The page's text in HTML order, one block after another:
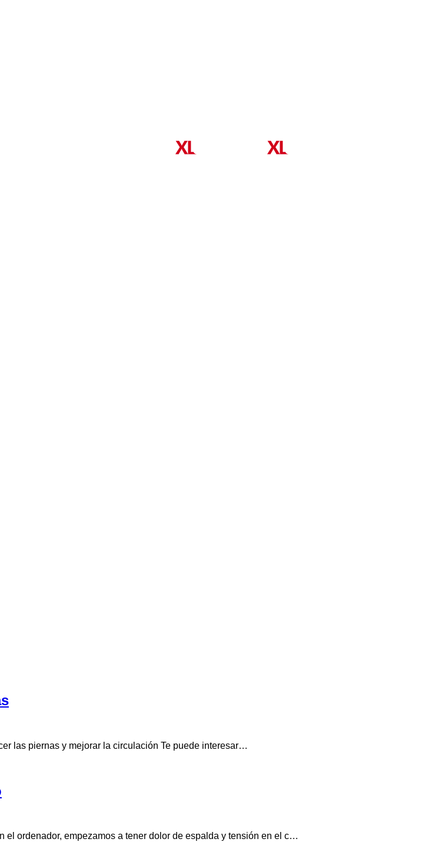
las piernas y mejorar la circulación Te puede interesar…
el ordenador, empezamos a tener dolor de espalda y tensión en el c…